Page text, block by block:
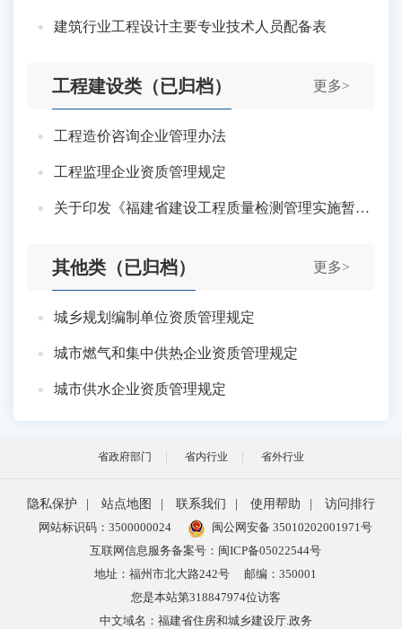
建筑行业工程设计主要专业技术人员配备表
更多>
工程建设类（已归档）
工程造价咨询企业管理办法
工程监理企业资质管理规定
关于印发《福建省建设工程质量检测管理实施暂行办法》、《福建省建设工程质量检测机构资质标准（试行）》的通知
更多>
其他类（已归档）
城乡规划编制单位资质管理规定
城市燃气和集中供热企业资质管理规定
城市供水企业资质管理规定
省政府部门 省内行业 省外行业
隐私保护 站点地图 联系我们 使用帮助
访问排行
网站标识码：3500000024
闽公网安备 35010202001971号
互联网信息服务备案号：闽ICP备05022544号
地址：福州市北大路242号
邮编：350001
您是本站第318847974位访客
中文域名：福建省住房和城乡建设厅.政务